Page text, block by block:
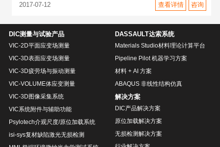
2017-07-12
查看详情 咨询
DIC测量与试验产品
VIC-2D平面应变场测量
VIC-3D表面应变场测量
VIC-3D疲劳场与振动测量
VIC-VOLUME体应变测量
VIC-3D图像采集系统
VIC系统附件与辅助功能
Psylotech介观尺度/原位加载系统
isi-sys复材缺陷激光无损检测
DASSAULT达索系统
Materials Studio材料理论计算平台
Pipeline Pilot 机器学习方案
材料 + AI 方案
ABAQUS 非线性结构仿真
解决方案
DIC产品解决方案
原位加载解决方案
无损检测解决方案